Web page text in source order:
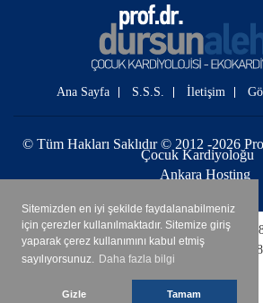
Sitemizden en iyi şekilde faydalanabilmeniz
için çerezler kullanılmaktadır. Sitemize giriş
yaparak çerez kullanımını kabul etmiş
sayılıyorsunuz. Daha fazla bilgi
Gizle Tamam
Ana Sayfa S.S.S. İletişim
© Tüm Hakları Saklıdır © 2012 -2026
Çocuk Kardiyoloğu
Ankara Hosting
Bugün : 258|Toplam :
Bugün Tekil : 74
Toplam Tekil :